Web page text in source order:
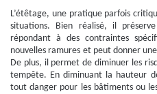
L’étêtage, une pratique parfois
situations. Bien réalisé, il
répondant à des contraintes
nouvelles ramures et peut donner
De plus, il permet de diminuer les
tempête. En diminuant la hauteur
tout danger pour les bâtiments ou